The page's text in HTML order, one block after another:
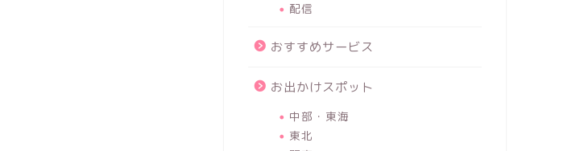
配信
おすすめサービス
お出かけスポット
中部・東海
東北